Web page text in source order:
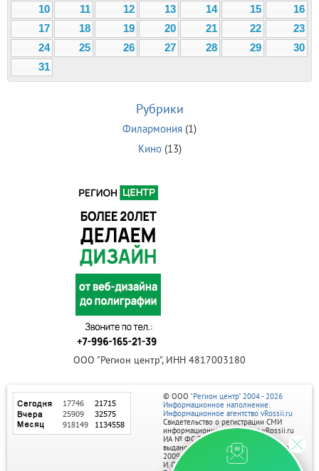
10
11 12 13 14 15
16
17
18 19 20 21 22
23
24
25 26 27 28 29
30
31
Рубрики
Филармония (1)
Кино(13)
ООО "Регион центр", ИНН 4817003180
© ООО "Регион центр" 2004 - 2026
Информационное наполнение:
Информационное агентство vRossii.ru
Свидетельство о регистрации СМИ
информационного агентства vRossii.ru
ИА № ФС 77‑35502
выдано РОСКОМНАДЗОРом 04 марта
2009г.
И. О. Главного редактора Нарыков А. Н.